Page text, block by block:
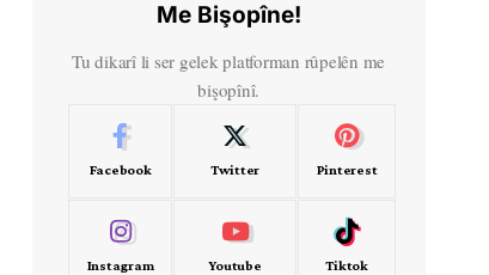
Me Bişopîne!
Tu dikarî li ser gelek platforman rûpelên me
bişopînî.
Facebook Twitter Pinterest
Instagram Youtube Tiktok